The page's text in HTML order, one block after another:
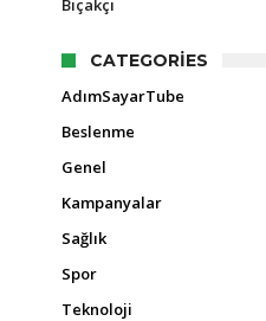
Bıçakçı
CATEGORIES
AdımSayarTube
Beslenme
Genel
Kampanyalar
Sağlık
Spor
Teknoloji